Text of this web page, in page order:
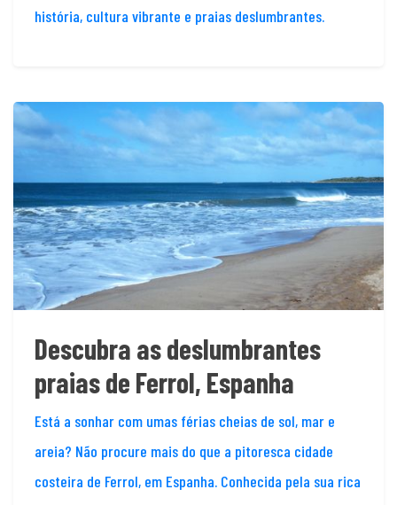
história, cultura vibrante e praias deslumbrantes.
Descubra as deslumbrantes
praias de Ferrol, Espanha
Está a sonhar com umas férias cheias de sol, mar e
areia? Não procure mais do que a pitoresca cidade
costeira de Ferrol, em Espanha. Conhecida pela sua rica